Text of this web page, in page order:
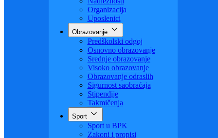
Ministarstvo
Ministar
Nadležnosti
Organizacija
Uposlenici
Obrazovanje
Predškolski odgoj
Osnovno obrazovanje
Srednje obrazovanje
Visoko obrazovanje
Obrazovanje odraslih
Sigurnost saobraćaja
Stipendije
Takmičenja